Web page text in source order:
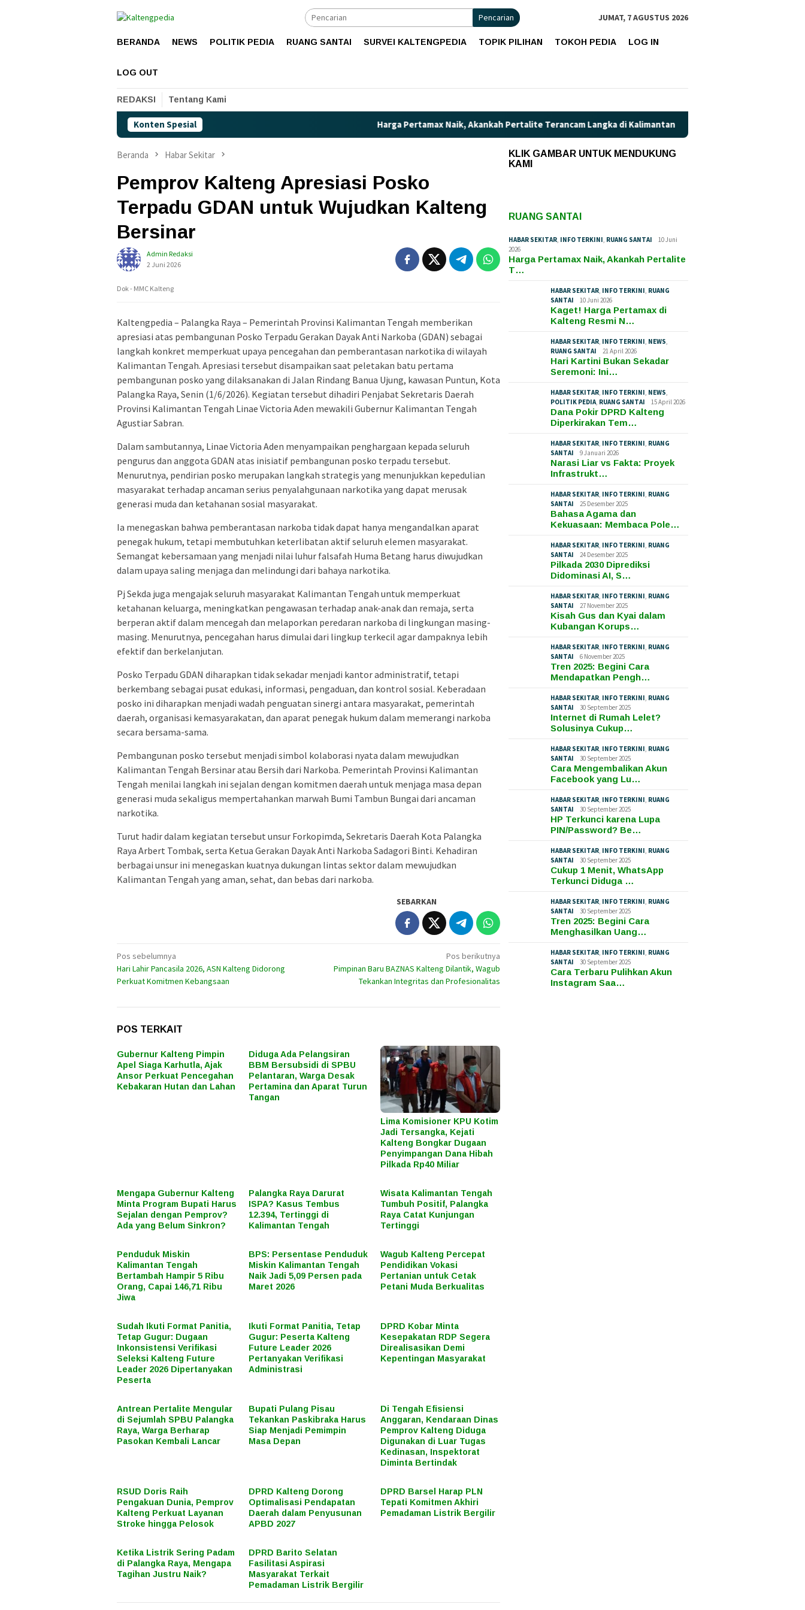
Pencarian JUMAT, 7 AGUSTUS 2026
BERANDA NEWS POLITIK PEDIA RUANG SANTAI SURVEI KALTENGPEDIA TOPIK PILIHAN TOKOH PEDIA LOG IN
LOG OUT
REDAKSI Tentang Kami
Konten Spesial Harga Pertamax Naik, Akankah Pertalite Terancam Langka di Kalimantan Tengah?
Beranda Habar Sekitar
Pemprov Kalteng Apresiasi Posko
Terpadu GDAN untuk Wujudkan Kalteng
Bersinar
Admin Redaksi
2 Juni 2026
Dok - MMC Kalteng
Kaltengpedia – Palangka Raya – Pemerintah Provinsi Kalimantan Tengah memberikan
apresiasi atas pembangunan Posko Terpadu Gerakan Dayak Anti Narkoba (GDAN) sebagai
langkah konkret memperkuat upaya pencegahan dan pemberantasan narkotika di wilayah
Kalimantan Tengah. Apresiasi tersebut disampaikan saat peletakan batu pertama
pembangunan posko yang dilaksanakan di Jalan Rindang Banua Ujung, kawasan Puntun, Kota
Palangka Raya, Senin (1/6/2026). Kegiatan tersebut dihadiri Penjabat Sekretaris Daerah
Provinsi Kalimantan Tengah Linae Victoria Aden mewakili Gubernur Kalimantan Tengah
Agustiar Sabran.
Dalam sambutannya, Linae Victoria Aden menyampaikan penghargaan kepada seluruh
pengurus dan anggota GDAN atas inisiatif pembangunan posko terpadu tersebut.
Menurutnya, pendirian posko merupakan langkah strategis yang menunjukkan kepedulian
masyarakat terhadap ancaman serius penyalahgunaan narkotika yang dapat merusak
generasi muda dan ketahanan sosial masyarakat.
Ia menegaskan bahwa pemberantasan narkoba tidak dapat hanya mengandalkan aparat
penegak hukum, tetapi membutuhkan keterlibatan aktif seluruh elemen masyarakat.
Semangat kebersamaan yang menjadi nilai luhur falsafah Huma Betang harus diwujudkan
dalam upaya saling menjaga dan melindungi dari bahaya narkotika.
Pj Sekda juga mengajak seluruh masyarakat Kalimantan Tengah untuk memperkuat
ketahanan keluarga, meningkatkan pengawasan terhadap anak-anak dan remaja, serta
berperan aktif dalam mencegah dan melaporkan peredaran narkoba di lingkungan masing-
masing. Menurutnya, pencegahan harus dimulai dari lingkup terkecil agar dampaknya lebih
efektif dan berkelanjutan.
Posko Terpadu GDAN diharapkan tidak sekadar menjadi kantor administratif, tetapi
berkembang sebagai pusat edukasi, informasi, pengaduan, dan kontrol sosial. Keberadaan
posko ini diharapkan menjadi wadah penguatan sinergi antara masyarakat, pemerintah
daerah, organisasi kemasyarakatan, dan aparat penegak hukum dalam memerangi narkoba
secara bersama-sama.
Pembangunan posko tersebut menjadi simbol kolaborasi nyata dalam mewujudkan
Kalimantan Tengah Bersinar atau Bersih dari Narkoba. Pemerintah Provinsi Kalimantan
Tengah menilai langkah ini sejalan dengan komitmen daerah untuk menjaga masa depan
generasi muda sekaligus mempertahankan marwah Bumi Tambun Bungai dari ancaman
narkotika.
Turut hadir dalam kegiatan tersebut unsur Forkopimda, Sekretaris Daerah Kota Palangka
Raya Arbert Tombak, serta Ketua Gerakan Dayak Anti Narkoba Sadagori Binti. Kehadiran
berbagai unsur ini menegaskan kuatnya dukungan lintas sektor dalam mewujudkan
Kalimantan Tengah yang aman, sehat, dan bebas dari narkoba.
SEBARKAN
Navigasi
pos
Pos sebelumnya
Hari Lahir Pancasila 2026, ASN Kalteng Didorong
Perkuat Komitmen Kebangsaan
Pos berikutnya
Pimpinan Baru BAZNAS Kalteng Dilantik, Wagub
Tekankan Integritas dan Profesionalitas
POS TERKAIT
Gubernur Kalteng Pimpin
Apel Siaga Karhutla, Ajak
Ansor Perkuat Pencegahan
Kebakaran Hutan dan Lahan
Diduga Ada Pelangsiran
BBM Bersubsidi di SPBU
Pelantaran, Warga Desak
Pertamina dan Aparat Turun
Tangan
Lima Komisioner KPU Kotim
Jadi Tersangka, Kejati
Kalteng Bongkar Dugaan
Penyimpangan Dana Hibah
Pilkada Rp40 Miliar
Mengapa Gubernur Kalteng
Minta Program Bupati Harus
Sejalan dengan Pemprov?
Ada yang Belum Sinkron?
Palangka Raya Darurat
ISPA? Kasus Tembus
12.394, Tertinggi di
Kalimantan Tengah
Wisata Kalimantan Tengah
Tumbuh Positif, Palangka
Raya Catat Kunjungan
Tertinggi
Penduduk Miskin
Kalimantan Tengah
Bertambah Hampir 5 Ribu
Orang, Capai 146,71 Ribu
Jiwa
BPS: Persentase Penduduk
Miskin Kalimantan Tengah
Naik Jadi 5,09 Persen pada
Maret 2026
Wagub Kalteng Percepat
Pendidikan Vokasi
Pertanian untuk Cetak
Petani Muda Berkualitas
Sudah Ikuti Format Panitia,
Tetap Gugur: Dugaan
Inkonsistensi Verifikasi
Seleksi Kalteng Future
Leader 2026 Dipertanyakan
Peserta
Ikuti Format Panitia, Tetap
Gugur: Peserta Kalteng
Future Leader 2026
Pertanyakan Verifikasi
Administrasi
DPRD Kobar Minta
Kesepakatan RDP Segera
Direalisasikan Demi
Kepentingan Masyarakat
Antrean Pertalite Mengular
di Sejumlah SPBU Palangka
Raya, Warga Berharap
Pasokan Kembali Lancar
Bupati Pulang Pisau
Tekankan Paskibraka Harus
Siap Menjadi Pemimpin
Masa Depan
Di Tengah Efisiensi
Anggaran, Kendaraan Dinas
Pemprov Kalteng Diduga
Digunakan di Luar Tugas
Kedinasan, Inspektorat
Diminta Bertindak
RSUD Doris Raih
Pengakuan Dunia, Pemprov
Kalteng Perkuat Layanan
Stroke hingga Pelosok
DPRD Kalteng Dorong
Optimalisasi Pendapatan
Daerah dalam Penyusunan
APBD 2027
DPRD Barsel Harap PLN
Tepati Komitmen Akhiri
Pemadaman Listrik Bergilir
Ketika Listrik Sering Padam
di Palangka Raya, Mengapa
Tagihan Justru Naik?
DPRD Barito Selatan
Fasilitasi Aspirasi
Masyarakat Terkait
Pemadaman Listrik Bergilir
KLIK GAMBAR UNTUK MENDUKUNG
KAMI
RUANG SANTAI
HABAR SEKITAR, INFO TERKINI, RUANG SANTAI
10 Juni
2026
Harga Pertamax Naik, Akankah Pertalite
T…
HABAR SEKITAR, INFO TERKINI, RUANG
SANTAI
10 Juni 2026
Kaget! Harga Pertamax di
Kalteng Resmi N…
HABAR SEKITAR, INFO TERKINI, NEWS,
RUANG SANTAI
21 April 2026
Hari Kartini Bukan Sekadar
Seremoni: Ini…
HABAR SEKITAR, INFO TERKINI, NEWS,
POLITIK PEDIA, RUANG SANTAI 15 April 2026
Dana Pokir DPRD Kalteng
Diperkirakan Tem…
HABAR SEKITAR, INFO TERKINI, RUANG
SANTAI
9 Januari 2026
Narasi Liar vs Fakta: Proyek
Infrastrukt…
HABAR SEKITAR, INFO TERKINI, RUANG
SANTAI
25 Desember 2025
Bahasa Agama dan
Kekuasaan: Membaca Pole…
HABAR SEKITAR, INFO TERKINI, RUANG
SANTAI
24 Desember 2025
Pilkada 2030 Diprediksi
Didominasi AI, S…
HABAR SEKITAR, INFO TERKINI, RUANG
SANTAI
27 November 2025
Kisah Gus dan Kyai dalam
Kubangan Korups…
HABAR SEKITAR, INFO TERKINI, RUANG
SANTAI
6 November 2025
Tren 2025: Begini Cara
Mendapatkan Pengh…
HABAR SEKITAR, INFO TERKINI, RUANG
SANTAI
30 September 2025
Internet di Rumah Lelet?
Solusinya Cukup…
HABAR SEKITAR, INFO TERKINI, RUANG
SANTAI
30 September 2025
Cara Mengembalikan Akun
Facebook yang Lu…
HABAR SEKITAR, INFO TERKINI, RUANG
SANTAI
30 September 2025
HP Terkunci karena Lupa
PIN/Password? Be…
HABAR SEKITAR, INFO TERKINI, RUANG
SANTAI
30 September 2025
Cukup 1 Menit, WhatsApp
Terkunci Diduga …
HABAR SEKITAR, INFO TERKINI, RUANG
SANTAI
30 September 2025
Tren 2025: Begini Cara
Menghasilkan Uang…
HABAR SEKITAR, INFO TERKINI, RUANG
SANTAI
30 September 2025
Cara Terbaru Pulihkan Akun
Instagram Saa…